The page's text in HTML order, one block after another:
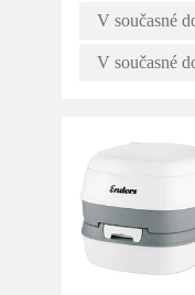
V současné
V současné